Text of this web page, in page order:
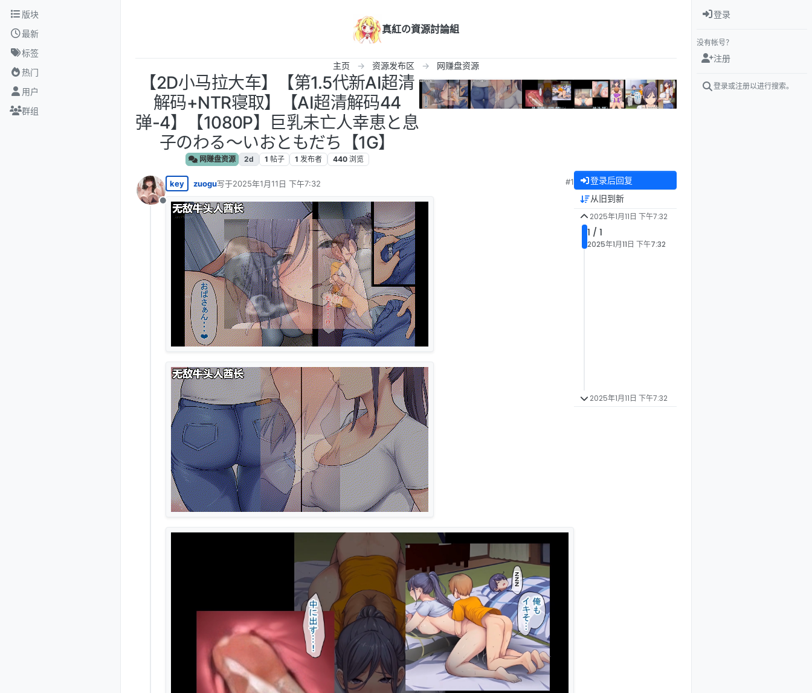
跳转至内容
版块
最新
标签
热门
用户
群组
真紅の資源討論組
主页 资源发布区 网赚盘资源
【2D小马拉大车】【第1.5代新AI超清
解码+NTR寝取】【AI超清解码44
弹-4】【1080P】巨乳未亡人幸恵と息
子のわる～いおともだち【1G】
网赚盘资源 2d 1 帖子 1 发布者 440 浏览
离线
key zuogu写于2025年1月11日 下午7:32
最后由 编辑
#1 登录后回复
从旧到新
2025年1月11日 下午7:32
1 / 1
2025年1月11日 下午7:32
2025年1月11日 下午7:32
登录
没有帐号？
注册
登录或注册以进行搜索。